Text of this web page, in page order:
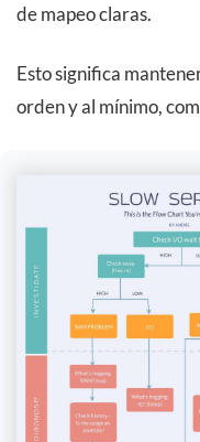
de mapeo claras.
Esto significa
orden y al mínimo,